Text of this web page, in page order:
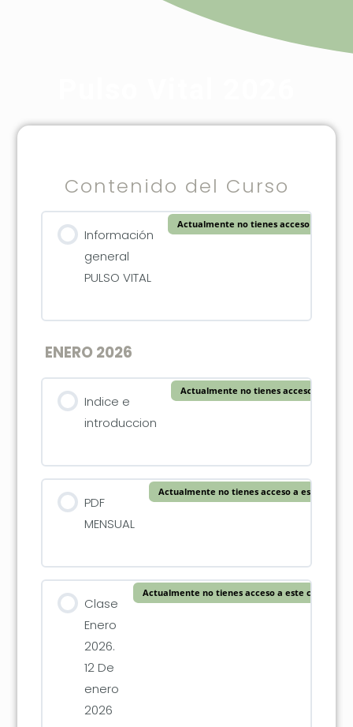
Contenido del Curso
Información
general
PULSO VITAL
Actualmente no tienes acceso a este
ENERO 2026
Indice e
introduccion
Actualmente no tienes acceso a este
PDF
MENSUAL
Actualmente no tienes acceso a este
Clase
Enero
2026.
12 De
enero
2026
Actualmente no tienes acceso a este contenido